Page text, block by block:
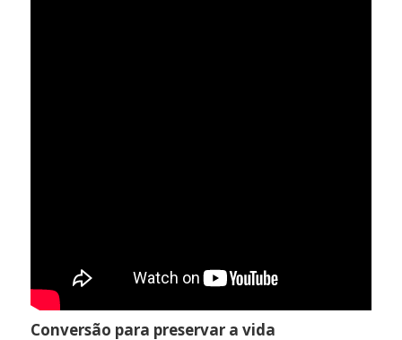
Conversão para preservar a vida